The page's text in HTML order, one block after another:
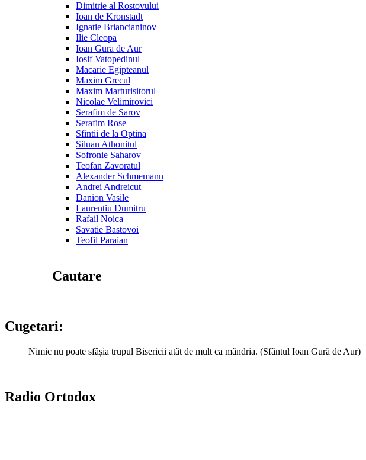
Dimitrie al Rostovului
Ioan de Kronstadt
Ignatie Briancianinov
Ilie Cleopa
Ioan Gura de Aur
Iosif Vatopedinul
Macarie Egipteanul
Maxim Grecul
Maxim Marturisitorul
Nicolae Velimirovici
Serafim de Sarov
Serafim Rose
Sfintii de la Optina
Siluan Athonitul
Sofronie Saharov
Teofan Zavoratul
Alexander Schmemann
Andrei Andreicut
Danion Vasile
Laurentiu Dumitru
Rafail Noica
Savatie Bastovoi
Teofil Paraian
Cautare
Cugetari:
Nimic nu poate sfâșia trupul Bisericii atât de mult ca mândria. (Sfântul Ioan Gură de Aur)
Radio Ortodox